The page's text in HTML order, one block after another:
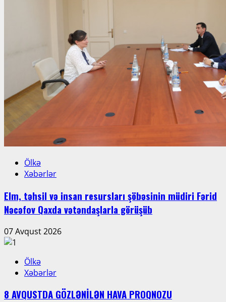
Ölkə
Xəbərlər
Elm, təhsil və insan resursları şöbəsinin müdiri Fərid
Nəcəfov Qaxda vətəndaşlarla görüşüb
07 Avqust 2026
Ölkə
Xəbərlər
8 AVQUSTDA GÖZLƏNİLƏN HAVA PROQNOZU